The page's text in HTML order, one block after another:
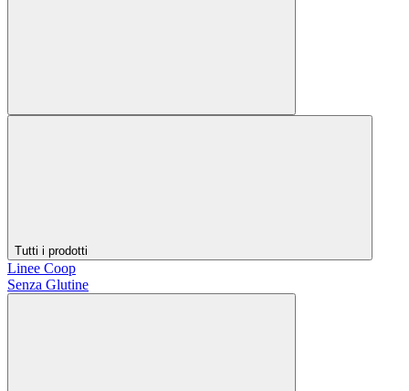
Tutti i prodotti
Linee Coop
Senza Glutine